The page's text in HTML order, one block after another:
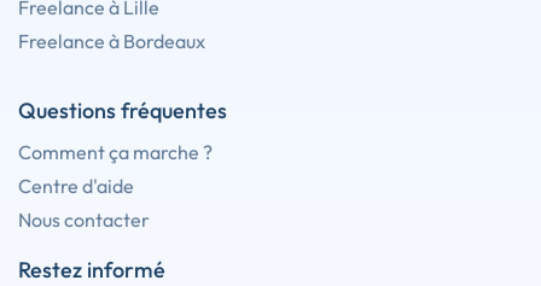
Freelance à Lille
Freelance à Bordeaux
Questions fréquentes
Comment ça marche ?
Centre d'aide
Nous contacter
Restez informé